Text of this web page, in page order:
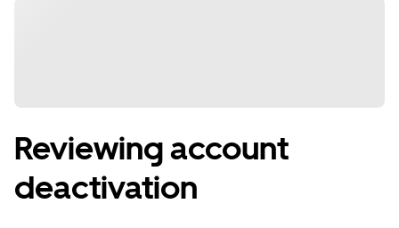
Reviewing account
deactivation